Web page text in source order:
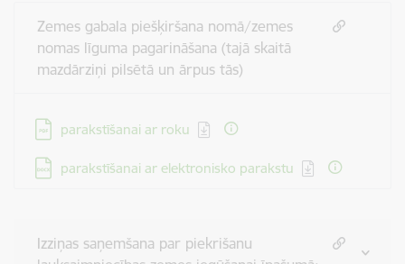
Zemes gabala piešķiršana nomā/zemes
nomas līguma pagarināšana (tajā skaitā
mazdārziņi pilsētā un ārpus tās)
Lejupielādēt:
parakstīšanai ar roku
Lejupielādēt:
parakstīšanai ar elektronisko parakstu
Izziņas saņemšana par piekrišanu